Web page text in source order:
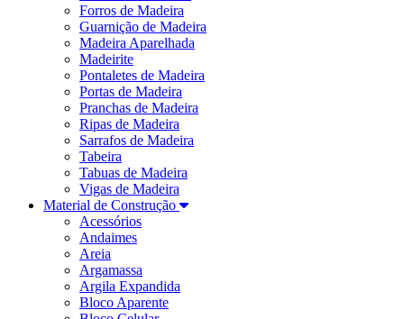
Forros de Madeira
Guarnição de Madeira
Madeira Aparelhada
Madeirite
Pontaletes de Madeira
Portas de Madeira
Pranchas de Madeira
Ripas de Madeira
Sarrafos de Madeira
Tabeira
Tabuas de Madeira
Vigas de Madeira
Material de Construção
Acessórios
Andaimes
Areia
Argamassa
Argila Expandida
Bloco Aparente